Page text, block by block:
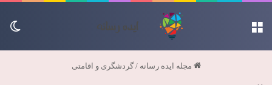
مجله ایده رسانه / گردشگری و اقامتی